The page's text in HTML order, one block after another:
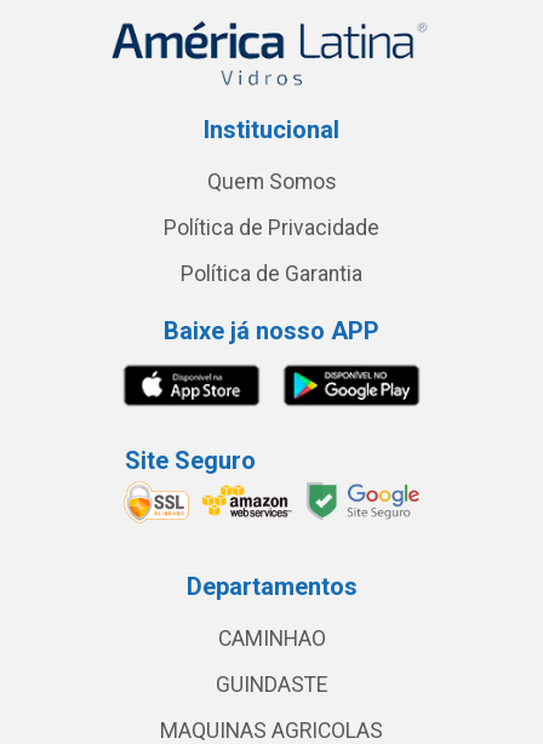
Institucional
Quem Somos
Política de Privacidade
Política de Garantia
Baixe já nosso APP
Site Seguro
Departamentos
CAMINHAO
GUINDASTE
MAQUINAS AGRICOLAS